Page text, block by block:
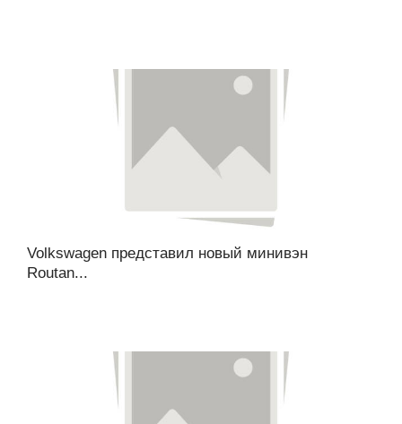
Volkswagen представил новый минивэн
Routan...